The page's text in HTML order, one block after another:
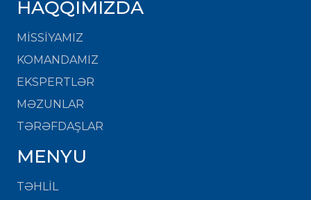
HAQQIMIZDA
MISSIYAMIZ
KOMANDAMIZ
EKSPERTLƏR
MƏZUNLAR
TƏRƏFDAŞLAR
MENYU
TƏHLİL